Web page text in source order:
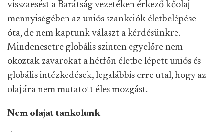
visszaesést a Barátság vezetéken érkező kőolaj
mennyiségében az uniós szankciók életbelépése
óta, de nem kaptunk választ a kérdésünkre.
Mindenesetre globális szinten egyelőre nem
okoztak zavarokat a hétfőn életbe lépett uniós és
globális intézkedések, legalábbis erre utal, hogy az
olaj ára nem mutatott éles mozgást.
Nem olajat tankolunk